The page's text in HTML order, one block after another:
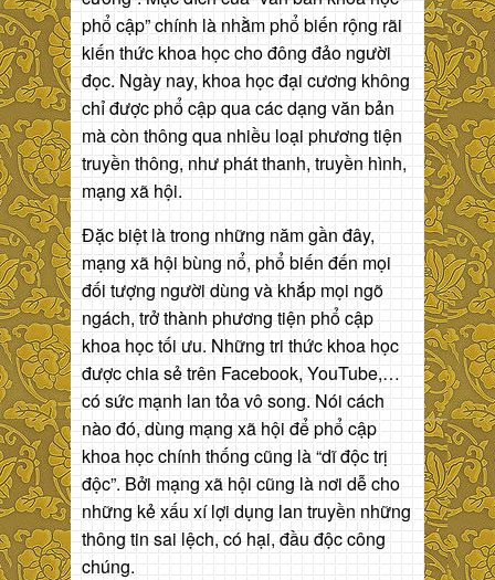
phổ cập” chính là nhằm phổ biến rộng rãi
kiến thức khoa học cho đông đảo người
đọc. Ngày nay, khoa học đại cương không
chỉ được phổ cập qua các dạng văn bản
mà còn thông qua nhiều loại phương tiện
truyền thông, như phát thanh, truyền hình,
mạng xã hội.
Đặc biệt là trong những năm gần đây,
mạng xã hội bùng nổ, phổ biến đến mọi
đối tượng người dùng và khắp mọi ngõ
ngách, trở thành phương tiện phổ cập
khoa học tối ưu. Những tri thức khoa học
được chia sẻ trên Facebook, YouTube,…
có sức mạnh lan tỏa vô song. Nói cách
nào đó, dùng mạng xã hội để phổ cập
khoa học chính thống cũng là “dĩ độc trị
độc”. Bởi mạng xã hội cũng là nơi dễ cho
những kẻ xấu xí lợi dụng lan truyền những
thông tin sai lệch, có hại, đầu độc công
chúng.